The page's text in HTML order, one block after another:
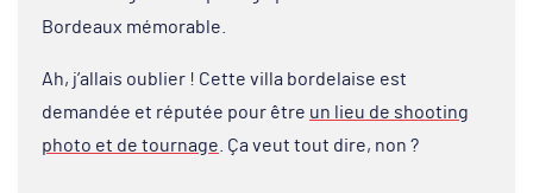
Bordeaux mémorable.
Ah, j’allais oublier ! Cette villa bordelaise est
demandée et réputée pour être un lieu de shooting
photo et de tournage. Ça veut tout dire, non ?